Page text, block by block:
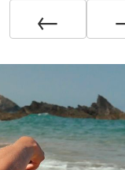
←